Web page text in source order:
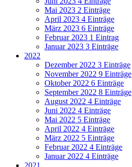
Mai 2023 2 Einträge
April 2023 4 Einträge
März 2023 6 Einträge
Februar 2023 1 Eintrag
Januar 2023 3 Einträge
2022
Dezember 2022 3 Einträge
November 2022 9 Einträge
Oktober 2022 6 Einträge
September 2022 8 Einträge
August 2022 4 Einträge
Juni 2022 4 Einträge
Mai 2022 5 Einträge
April 2022 4 Einträge
März 2022 5 Einträge
Februar 2022 4 Einträge
Januar 2022 4 Einträge